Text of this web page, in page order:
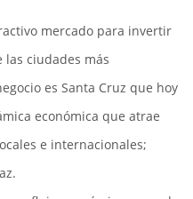
mercado para invertir
ciudades más
es Santa Cruz que hoy
económica que atrae
e internacionales;